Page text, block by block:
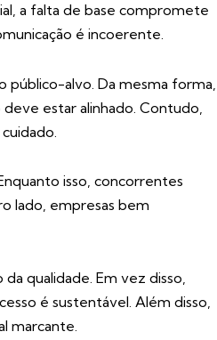
a falta de base compromete
é incoerente.
público-alvo. Da mesma forma,
estar alinhado. Contudo,
isso, concorrentes
lado, empresas bem
qualidade. Em vez disso,
é sustentável. Além disso,
marcante.